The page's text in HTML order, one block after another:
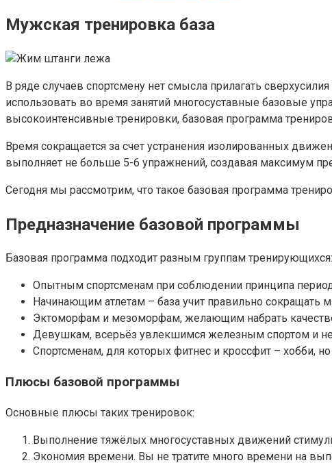
Мужская тренировка база
В ряде случаев спортсмену нет смысла прилагать
использовать во время занятий многосуставные базовые
высокоинтенсивные тренировки, базовая программа
Время сокращается за счет устранения изолированных
выполняет не больше 5-6 упражнений, создавая максимум
Сегодня мы рассмотрим, что такое базовая программа
Предназначение базовой программы
Базовая программа подходит разным группам тренирующихся:
Опытным спортсменам при соблюдении принципа
Начинающим атлетам – база учит правильно
Эктоморфам и мезоморфам, желающим набрать
Девушкам, всерьёз увлекшимся железным спортом и
Спортсменам, для которых фитнес и кроссфит – хобби,
Плюсы базовой программы
Основные плюсы таких тренировок:
Выполнение тяжёлых многосуставных движений
Экономия времени. Вы не тратите много времени на